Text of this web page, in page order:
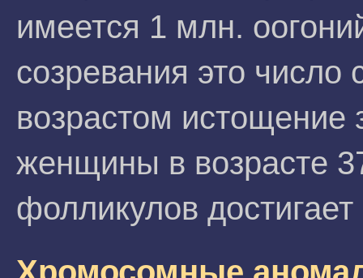
имеется 1 млн.
созревания это
возрастом истощение
женщины в возрасте
фолликулов